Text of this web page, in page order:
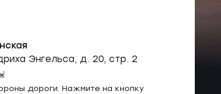
Энгельса, д. 20, стр. 2
дороги. Нажмите на кнопку